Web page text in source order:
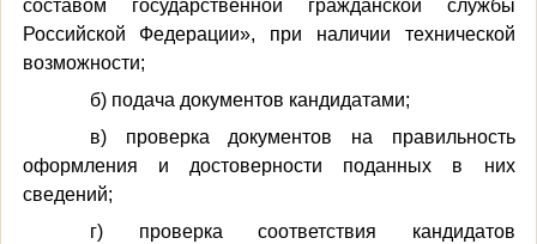
составом государственной гражданской службы
Российской Федерации», при наличии технической
возможности;
б) подача документов кандидатами;
в) проверка документов на правильность
оформления и достоверности поданных в них
сведений;
г) проверка соответствия кандидатов